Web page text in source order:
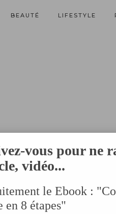
BEAUTÉ LIFESTYLE
vous pour ne
vidéo...
le Ebook :
en 8 étapes"